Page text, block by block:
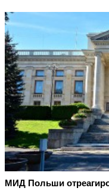
МИД Польши